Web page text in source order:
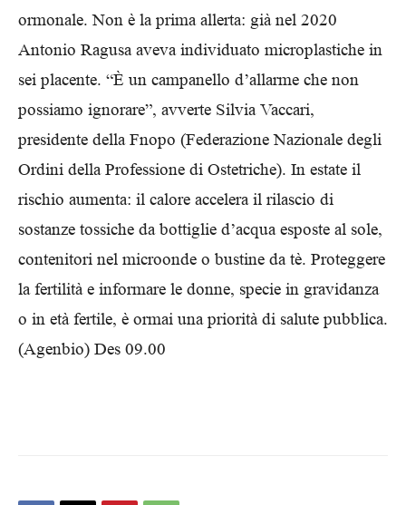
ormonale. Non è la prima allerta: già nel 2020
Antonio Ragusa aveva individuato microplastiche in
sei placente. “È un campanello d’allarme che non
possiamo ignorare”, avverte Silvia Vaccari,
presidente della Fnopo (Federazione Nazionale degli
Ordini della Professione di Ostetriche). In estate il
rischio aumenta: il calore accelera il rilascio di
sostanze tossiche da bottiglie d’acqua esposte al sole,
contenitori nel microonde o bustine da tè. Proteggere
la fertilità e informare le donne, specie in gravidanza
o in età fertile, è ormai una priorità di salute pubblica.
(Agenbio) Des 09.00